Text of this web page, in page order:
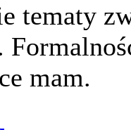
tematy
mam.